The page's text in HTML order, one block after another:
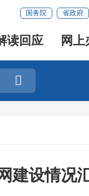
国务院 省政府
读回应 网上

建设情况